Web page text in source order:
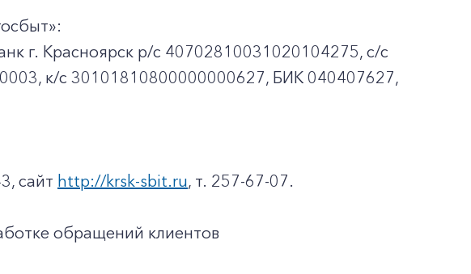
г. Красноярск p/c 40702810031020104275, с/с
к/c 30101810800000000627, БИК 040407627,
сайт http://krsk-sbit.ru, т. 257-67-07.
обращений клиентов